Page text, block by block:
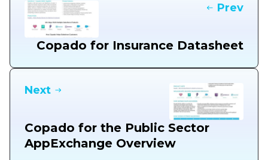
Prev
Copado for Insurance Datasheet
Next
Copado for the Public Sector
AppExchange Overview